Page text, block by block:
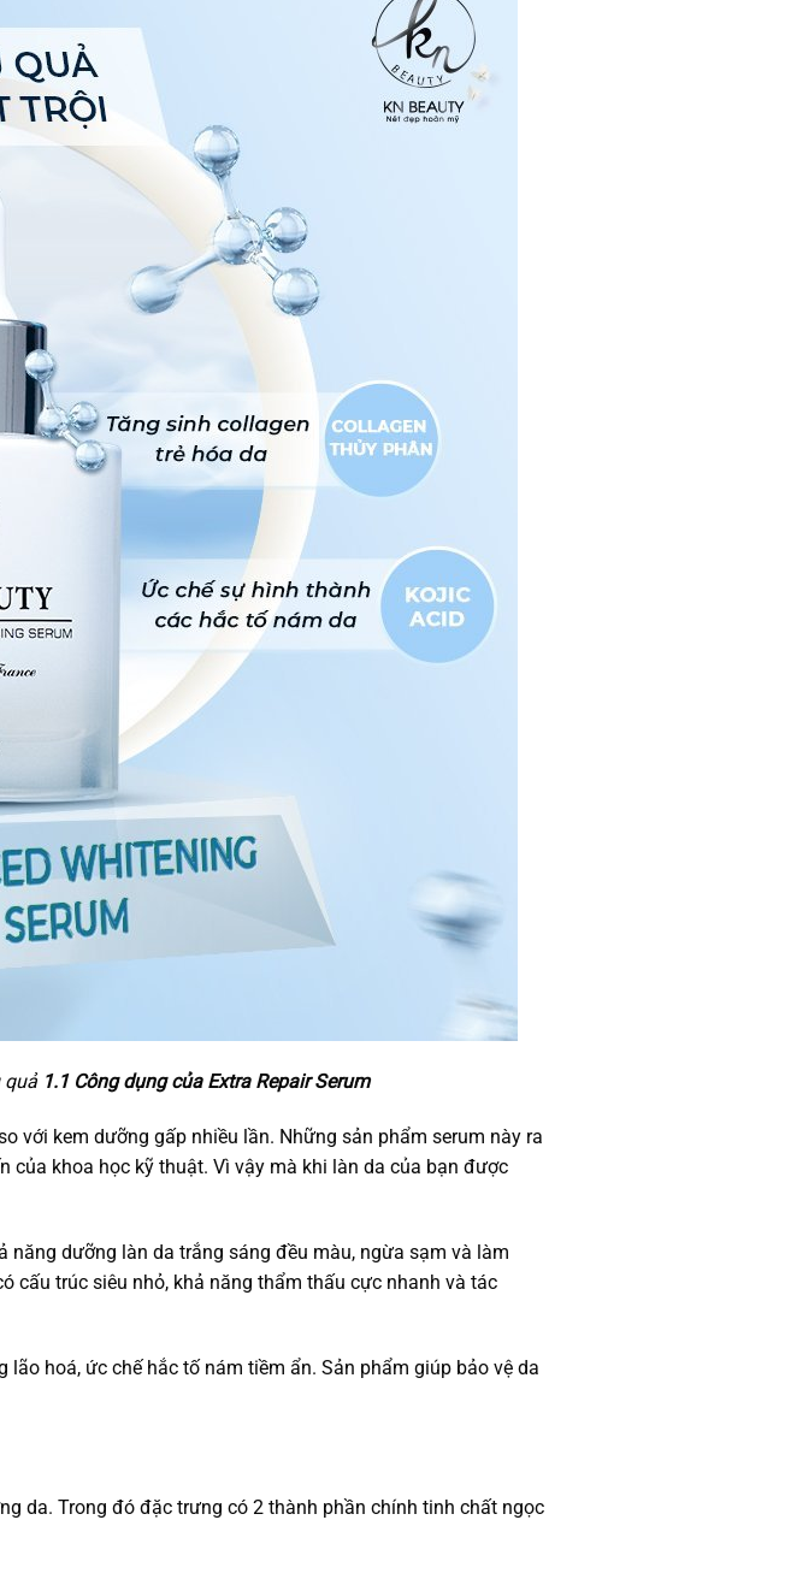
quả 1.1 Công dụng của Extra Repair Serum
với kem dưỡng gấp nhiều lần. Những sản phẩm serum này ra
khoa học kỹ thuật. Vì vậy mà khi làn da của bạn được
năng dưỡng làn da trắng sáng đều màu, ngừa sạm và làm
cấu trúc siêu nhỏ, khả năng thẩm thấu cực nhanh và tác
hoá, ức chế hắc tố nám tiềm ẩn. Sản phẩm giúp bảo vệ da
da. Trong đó đặc trưng có 2 thành phần chính tinh chất ngọc